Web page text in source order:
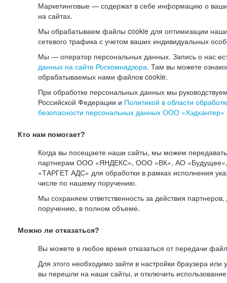
Маркетинговые — содержат в себе информацию о
на сайтах.
Мы обрабатываем файлы cookie для оптимизации
сетевого трафика с учетом ваших индивидуальных
Мы — оператор персональных данных. Запись о нас
данных на сайте Роскомнадзора. Там вы можете
обрабатываемых нами файлов cookie.
При обработке персональных данных мы
Российской Федерации и Политикой в области
безопасности персональных данных ООО «Хэдхантер»
Кто нам помогает?
Когда вы посещаете наши сайты, мы можем
партнерам ООО «ЯНДЕКС», ООО «ВК», АО
«ТАРГЕТ АДС» для обработки в рамках исполнения
числе по нашему поручению.
Мы сохраняем ответственность за действия
поручению, в полном объеме.
Можно ли отказаться?
Вы можете в любое время отказаться от передачи
Для этого необходимо зайти в настройки браузера или
вы перешли на наши сайты, и отключить